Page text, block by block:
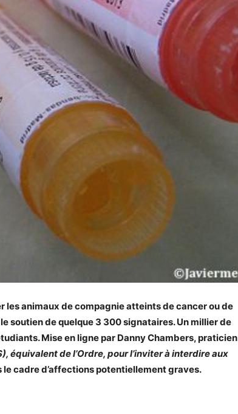
les animaux de compagnie atteints de cancer ou de
soutien dequelque 3 300 signataires. Un millier de
Mise en ligne par Danny Chambers, praticien
équivalent de l’Ordre, pour l’inviter à interdire aux
cadre d’affections potentiellement graves.